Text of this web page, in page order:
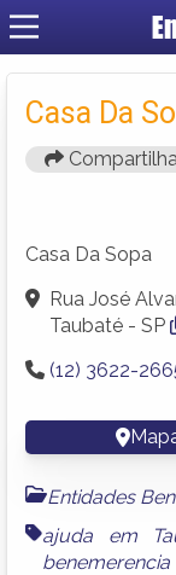
Casa Da
Casa Da Sopa
Rua José
Taubaté - SP
(12) 3622-
Entidades
ajuda em